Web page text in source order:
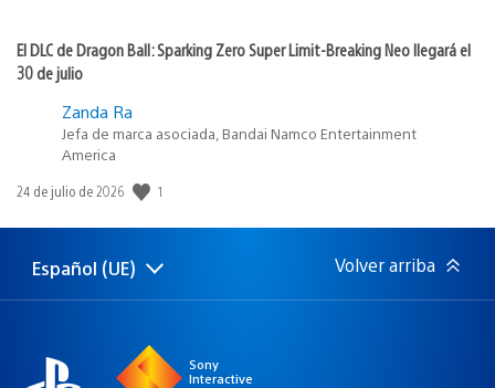
El DLC de Dragon Ball: Sparking Zero Super Limit-Breaking Neo llegará el
30 de julio
Zanda Ra
Jefa de marca asociada, Bandai Namco Entertainment
America
Fecha
publicación:
24 de julio de 2026 1
Selecciona
Región
Español (UE) Volver arriba
Sony
Interactive